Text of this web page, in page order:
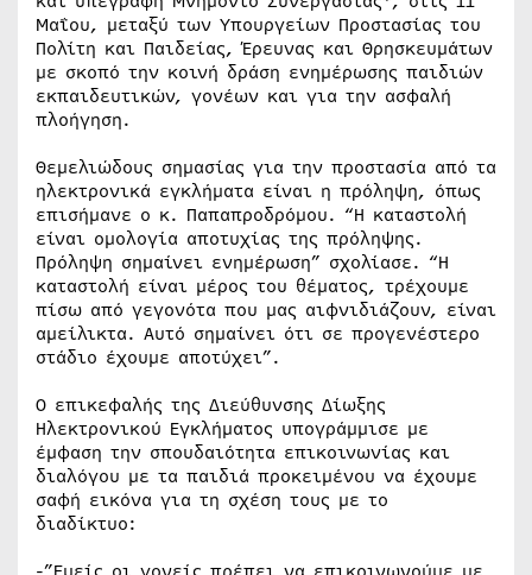
Μαΐου, μεταξύ των Υπουργείων Προστασίας του
Πολίτη και Παιδείας, Έρευνας και Θρησκευμάτων
με σκοπό την κοινή δράση ενημέρωσης παιδιών
εκπαιδευτικών, γονέων και για την ασφαλή
πλοήγηση.
Θεμελιώδους σημασίας για την προστασία από τα
ηλεκτρονικά εγκλήματα είναι η πρόληψη, όπως
επισήμανε ο κ. Παπαπροδρόμου. “Η καταστολή
είναι ομολογία αποτυχίας της πρόληψης.
Πρόληψη σημαίνει ενημέρωση” σχολίασε. “Η
καταστολή είναι μέρος του θέματος, τρέχουμε
πίσω από γεγονότα που μας αιφνιδιάζουν, είναι
αμείλικτα. Αυτό σημαίνει ότι σε προγενέστερο
στάδιο έχουμε αποτύχει”.
Ο επικεφαλής της Διεύθυνσης Δίωξης
Ηλεκτρονικού Εγκλήματος υπογράμμισε με
έμφαση την σπουδαιότητα επικοινωνίας και
διαλόγου με τα παιδιά προκειμένου να έχουμε
σαφή εικόνα για τη σχέση τους με το
διαδίκτυο: